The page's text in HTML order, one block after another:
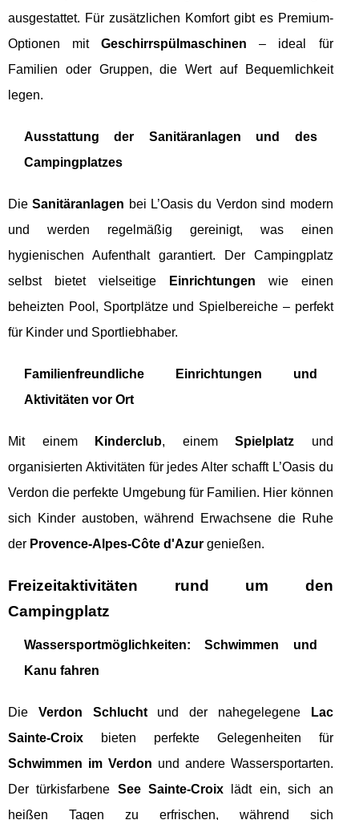
ausgestattet. Für zusätzlichen Komfort gibt es Premium-
Optionen mitGeschirrspülmaschinen – ideal für
Familien oder Gruppen, die Wert auf Bequemlichkeit
legen.
Ausstattung der Sanitäranlagen und des
Campingplatzes
DieSanitäranlagen bei L’Oasis du Verdon sind modern
und werden regelmäßig gereinigt, was einen
hygienischen Aufenthalt garantiert. Der Campingplatz
selbst bietet vielseitige
Einrichtungen wie einen
beheizten Pool, Sportplätze und Spielbereiche – perfekt
für Kinder und Sportliebhaber.
Familienfreundliche Einrichtungen und
Aktivitäten vor Ort
Mit einem Kinderclub, einemSpielplatz und
organisierten Aktivitäten für jedes Alter schafft L’Oasis du
Verdon die perfekte Umgebung für Familien. Hier können
sich Kinder austoben, während Erwachsene die Ruhe
der Provence-Alpes-Côte d'Azur genießen.
Freizeitaktivitäten rund um den
Campingplatz
Wassersportmöglichkeiten: Schwimmen und
Kanu fahren
Die Verdon Schluchtund der nahegelegene
Lac
Sainte-Croix bieten perfekte Gelegenheiten für
Schwimmen im Verdon und andere Wassersportarten.
Der türkisfarbene See Sainte-Croix lädt ein, sich an
heißen Tagen zu erfrischen, während sich